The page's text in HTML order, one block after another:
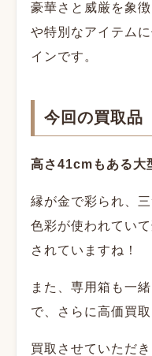
豪華さと威厳を象
や特別なアイテム
インです。
今回の買取品
高さ41cmもある大
縁が金で彩られ、
色彩が使われてい
されていますね！
また、専用箱も一
で、さらに高価買取
買取させていただ